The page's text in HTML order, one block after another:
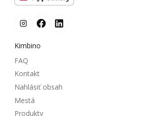
Kimbino
FAQ
Kontakt
Nahlásiť obsah
Mestá
Produkty